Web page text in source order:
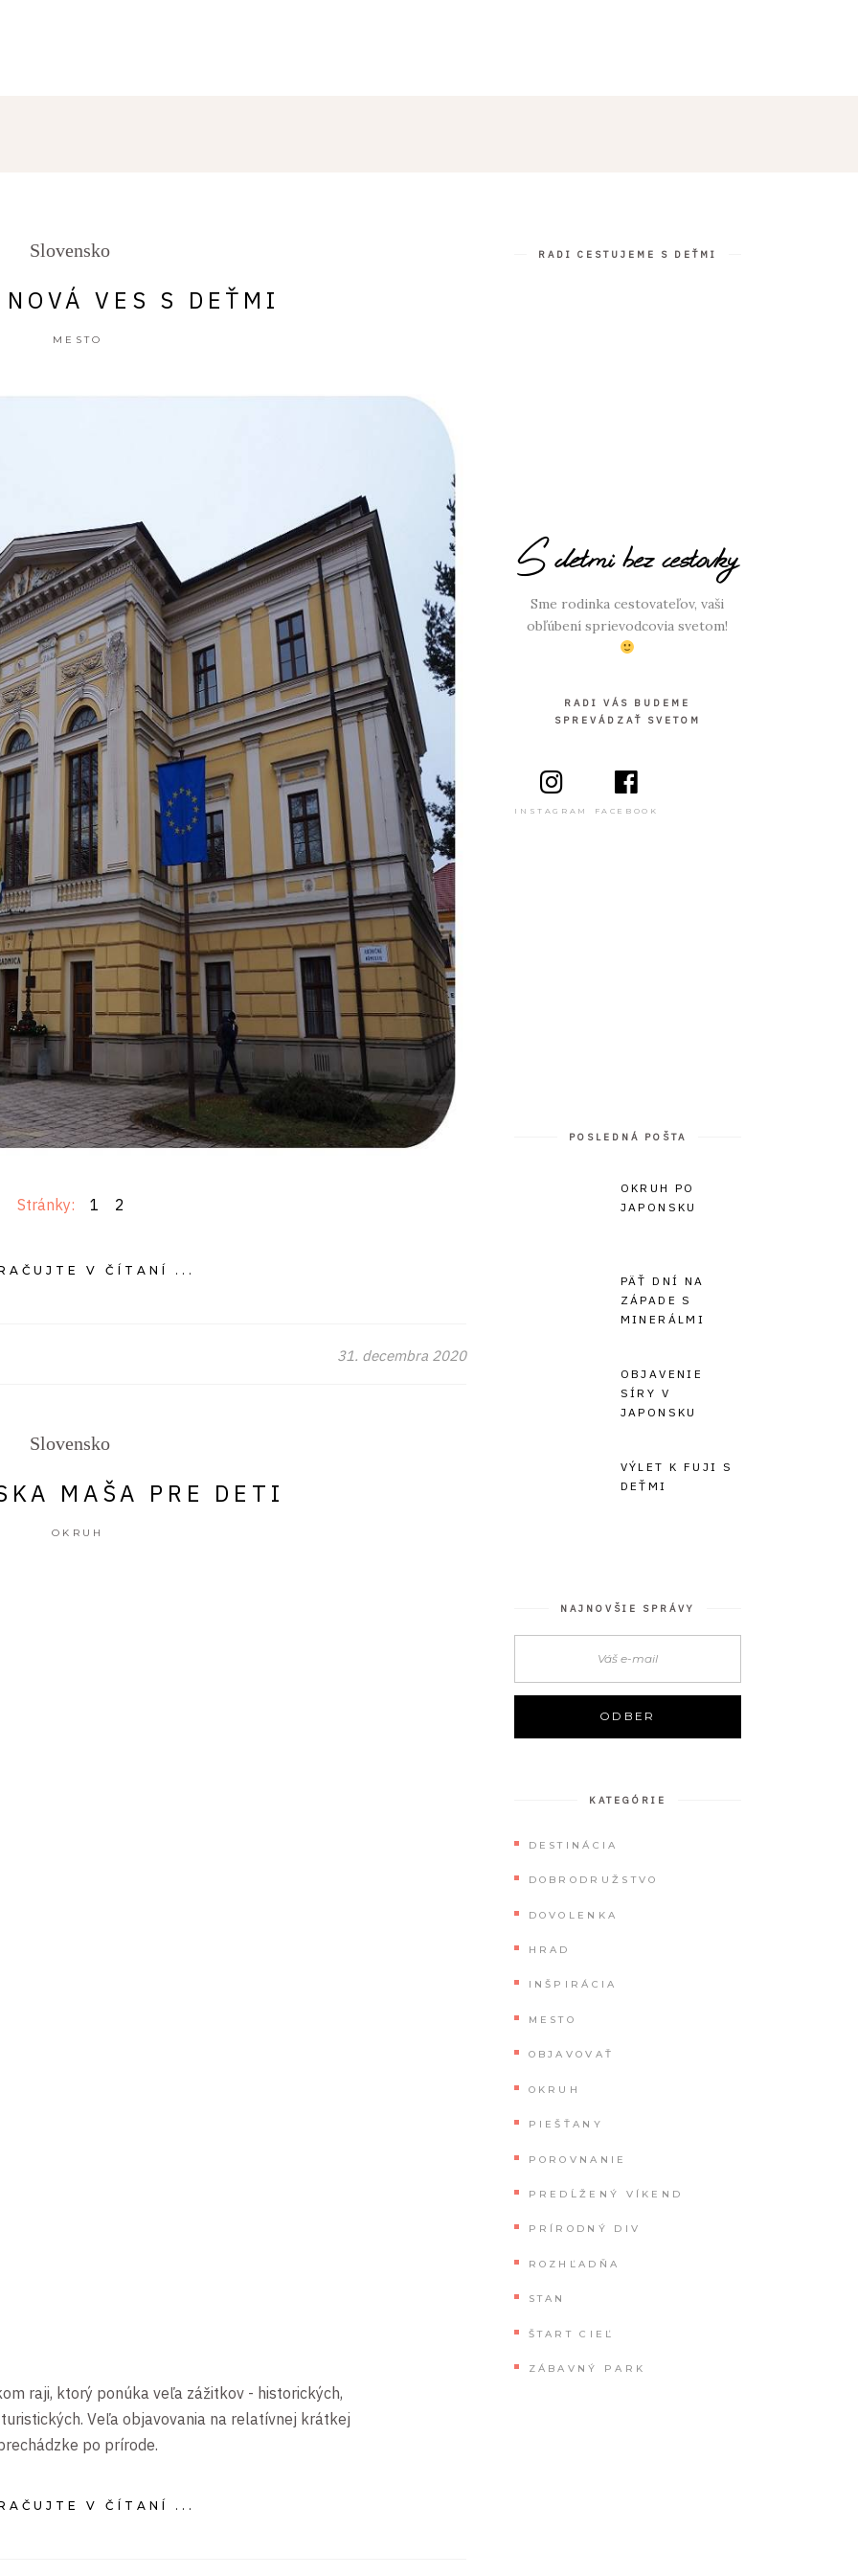
Slovensko
VES S DEŤMI
MESTO
Stránky: 1 2
V ČÍTANÍ ...
31. decembra 2020
Slovensko
MAŠA PRE DETI
OKRUH
raji, ktorý ponúka veľa zážitkov - historických,
Veľa objavovania na relatívnej krátkej
po prírode.
V ČÍTANÍ ...
RADI CESTUJEME S DEŤMI
S detmi bez cestovky
Sme rodinka cestovateľov, vaši
obľúbení sprievodcovia svetom!
RADI VÁS BUDEME
SPREVÁDZAŤ SVETOM
INSTAGRAM FACEBOOK
POSLEDNÁ POŠTA
OKRUH PO
JAPONSKU
PÄŤ DNÍ NA
ZÁPADE S
MINERÁLMI
OBJAVENIE
SÍRY V
JAPONSKU
VÝLET K FUJI S
DEŤMI
NAJNOVŠIE SPRÁVY
KATEGÓRIE
DESTINÁCIA
DOBRODRUŽSTVO
DOVOLENKA
HRAD
INŠPIRÁCIA
MESTO
OBJAVOVAŤ
OKRUH
PIEŠŤANY
POROVNANIE
PREDĹŽENÝ VÍKEND
PRÍRODNÝ DIV
ROZHĽADŇA
STAN
ŠTART CIEĽ
ZÁBAVNÝ PARK